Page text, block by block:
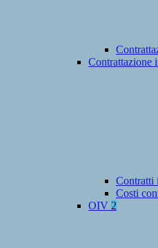
Contrattazione
Contratti
Costi
OIV 2